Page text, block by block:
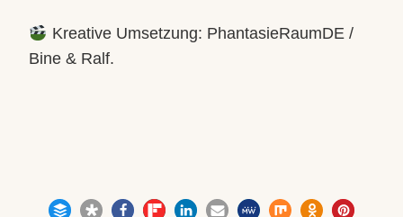
Kreative Umsetzung: PhantasieRaumDE /
Bine & Ralf.
1